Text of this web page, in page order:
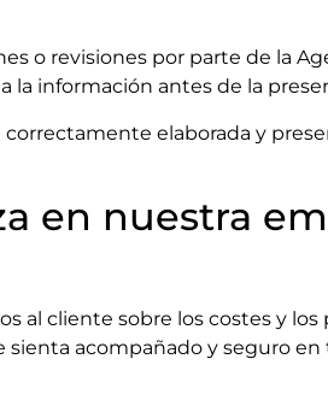
o revisiones por parte de la
la información antes de la
elaborada y
en nuestra
al cliente sobre los costes y los
sienta acompañado y seguro